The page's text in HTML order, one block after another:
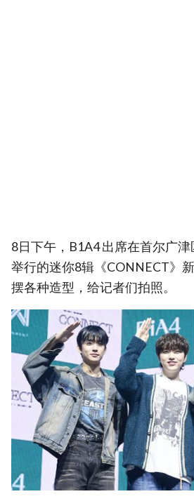
8日下午，B1A4 出席在首尔广津
举行的迷你8辑《CONNECT》
摆各种造型，给记者们拍照。